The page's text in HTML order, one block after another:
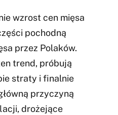
wzrost cen mięsa
pochodną
przez Polaków.
trend, próbują
straty i finalnie
przyczyną
drożejące